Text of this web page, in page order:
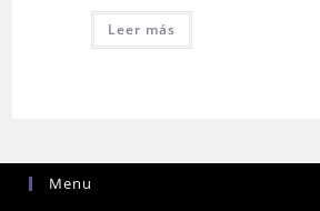
Leer más
Menu